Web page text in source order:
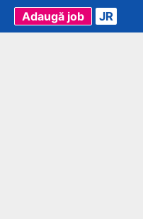
Adaugă job JR